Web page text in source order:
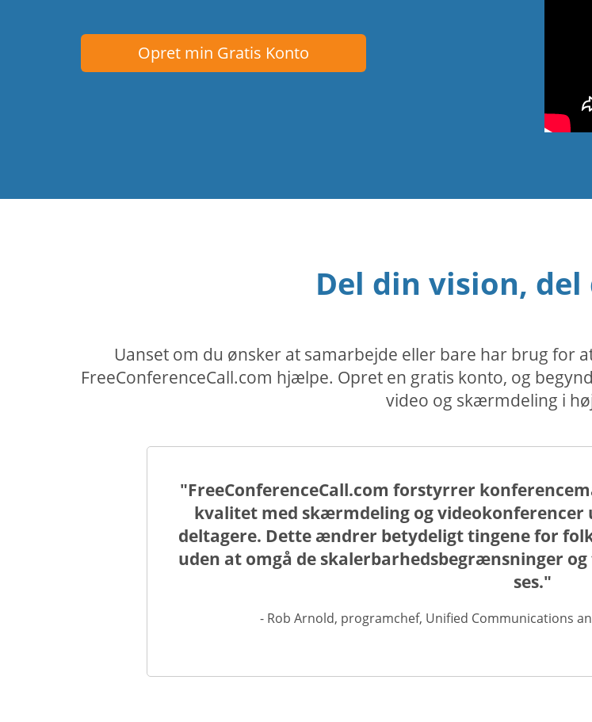
Opret min Gratis Konto
Del din vision,
Uanset om du ønsker at samarbejde eller bare har brug for
FreeConferenceCall.com hjælpe. Opret en gratis konto, og
video og skærmdeling i
"FreeConferenceCall.com forstyrrer
kvalitet med skærmdeling og videokonferencer
deltagere. Dette ændrer betydeligt tingene for
uden at omgå de skalerbarhedsbegrænsninger
ses."
- Rob Arnold, programchef, Unified Communications